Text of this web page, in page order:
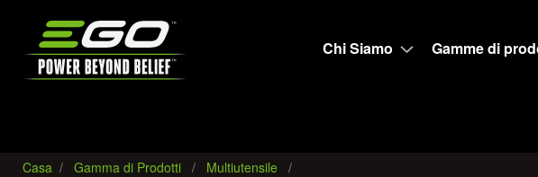
Chi Siamo
Gamme di
Casa Gamma di Prodotti Multiutensile